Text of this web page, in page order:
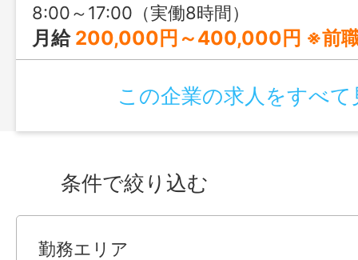
8:00～17:00（実働8時間）
月給 200,000円～400,000円 ※前職の経験や年齢、能力をしっ
この企業の求人をすべて
条件で絞り込む
勤務エリア